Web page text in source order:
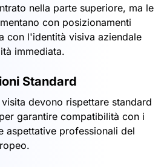
nella parte superiore, ma le
con posizionamenti
con l'identità visiva aziendale
immediata.
Standard
devono rispettare standard
garantire compatibilità con i
aspettative professionali del